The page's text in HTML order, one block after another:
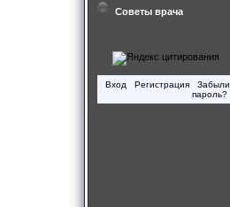
Советы врача
Вход Регистрация
Забыли
пароль?